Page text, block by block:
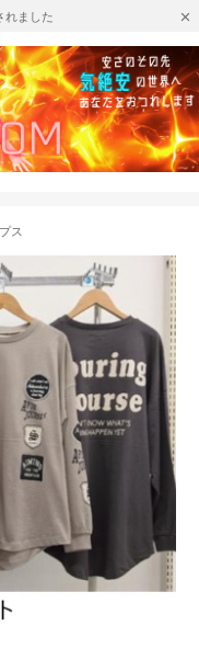
れました
ス